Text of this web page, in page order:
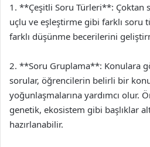
1. **Çeşitli Soru Türleri**: Çoktan
uçlu ve eşleştirme gibi farklı soru
farklı düşünme becerilerini
2. **Soru Gruplama**: Konulara
sorular, öğrencilerin belirli bir
yoğunlaşmalarına yardımcı olur.
genetik, ekosistem gibi başlıklar
hazırlanabilir.